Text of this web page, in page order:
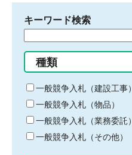
キーワード検索
る
キ
ー
ワ
ー
ド
種類
一般競争入札（建設工事）
一般競争入札（物品）
一般競争入札（業務委託）
一般競争入札（その他）